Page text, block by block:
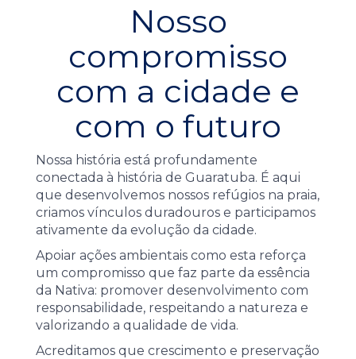
Nosso
compromisso
com a cidade e
com o futuro
Nossa história está profundamente
conectada à história de Guaratuba. É aqui
que desenvolvemos nossos refúgios na praia,
criamos vínculos duradouros e participamos
ativamente da evolução da cidade.
Apoiar ações ambientais como esta reforça
um compromisso que faz parte da essência
da Nativa: promover desenvolvimento com
responsabilidade, respeitando a natureza e
valorizando a qualidade de vida.
Acreditamos que crescimento e preservação